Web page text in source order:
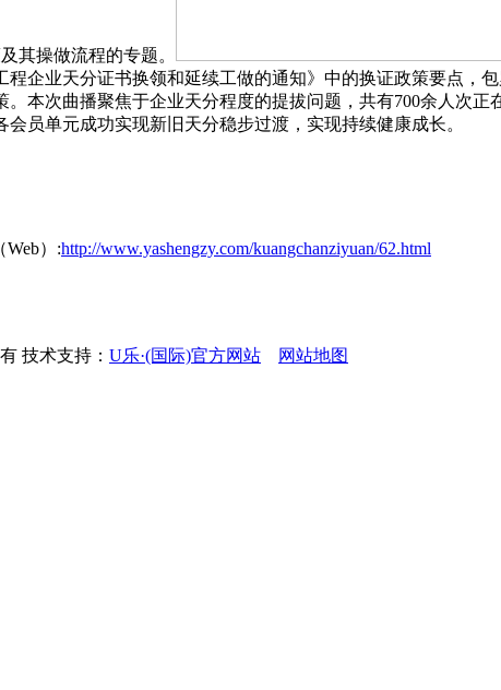
其操做流程的专题。
企业天分证书换领和延续工做的通知》中的换证政策要点，
本次曲播聚焦于企业天分程度的提拔问题，共有700余人次
员单元成功实现新旧天分稳步过渡，实现持续健康成长。
Web）:http://www.yashengzy.com/kuangchanziyuan/62.html
技术支持： U乐·(国际)官方网站 网站地图